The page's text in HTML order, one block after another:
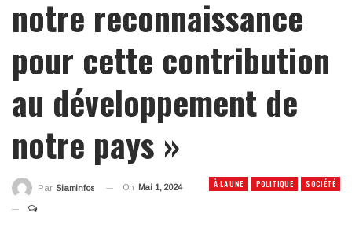
notre reconnaissance
pour cette contribution
au développement de
notre pays »
À LA UNE POLITIQUE SOCIÉTÉ
Par Siaminfos On Mai 1, 2024